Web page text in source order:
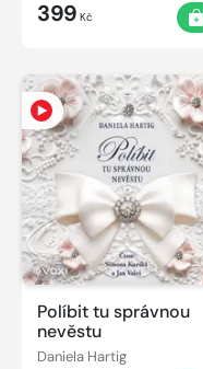
399 Kč
Políbit tu správnou
nevěstu
Daniela Hartig